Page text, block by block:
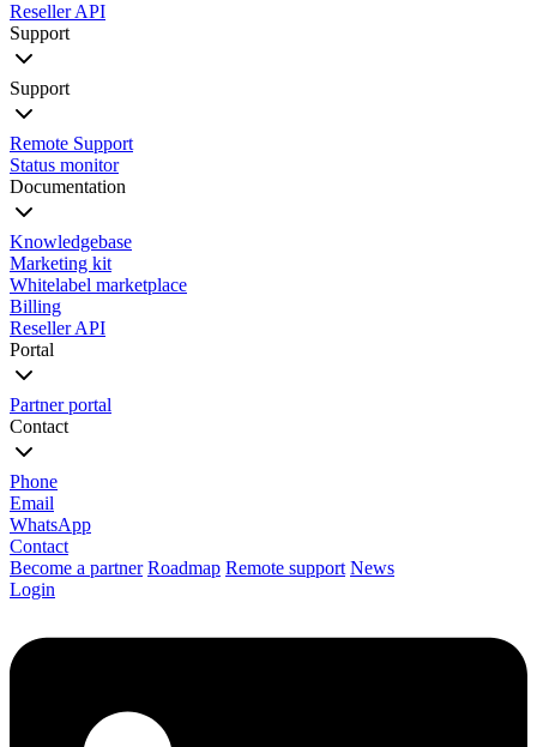
Reseller API
Support
Support
Remote Support
Status monitor
Documentation
Knowledgebase
Marketing kit
Whitelabel marketplace
Billing
Reseller API
Portal
Partner portal
Contact
Phone
Email
WhatsApp
Contact
Become a partner Roadmap Remote support News
Login